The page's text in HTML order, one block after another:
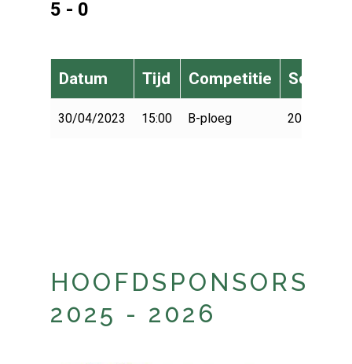
5 - 0
Datum Tijd Competitie Seizoen
30/04/2023 15:00 B-ploeg 2022-2023
HOOFDSPONSORS
2025 - 2026